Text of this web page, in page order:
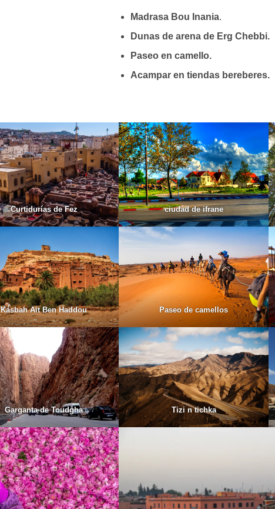
Madrasa Bou Inania.
Dunas de arena de Erg Chebbi.
Paseo en camello.
Acampar en tiendas bereberes.
Curtidurías de Fez ciudad de ifrane
Kasbah Ait Ben Haddou Paseo de camellos
Garganta de Toudgha Tizi n tichka